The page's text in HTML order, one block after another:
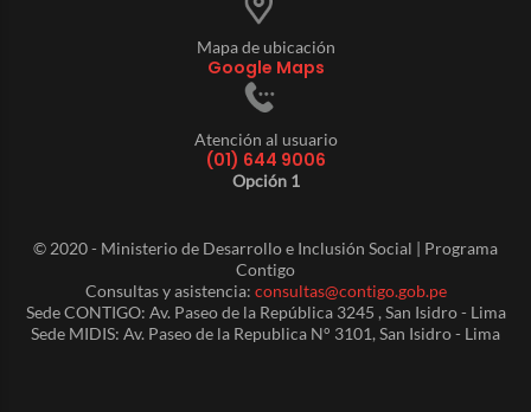
Mapa de ubicación
Google Maps
Atención al usuario
(01) 644 9006
Opción 1
© 2020 - Ministerio de Desarrollo e Inclusión Social | Programa
Contigo
Consultas y asistencia: consultas@contigo.gob.pe
Sede CONTIGO: Av. Paseo de la República 3245 , San Isidro - Lima
Sede MIDIS: Av. Paseo de la Republica N° 3101, San Isidro - Lima